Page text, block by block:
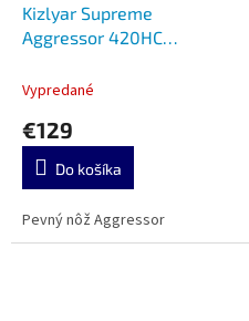
Kizlyar Supreme
Aggressor 420HC
Vypredané
€129
Do košíka
Pevný nôž Aggressor